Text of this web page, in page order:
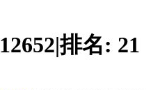
12652|排名: 21